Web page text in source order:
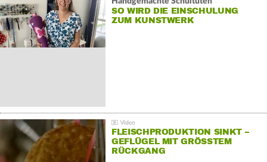
SO WIRD DIE EINSCHULUNG
ZUM KUNSTWERK
FLEISCHPRODUKTION SINKT –
GEFLÜGEL MIT GRÖSSTEM R
ÜCKGANG